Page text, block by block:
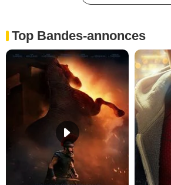
Top Bandes-annonces